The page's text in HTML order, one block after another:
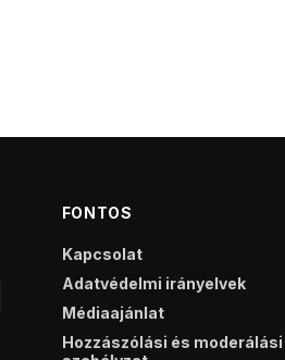
FONTOS
Kapcsolat
Adatvédelmi irányelvek
Médiaajánlat
Hozzászólási és moderálási